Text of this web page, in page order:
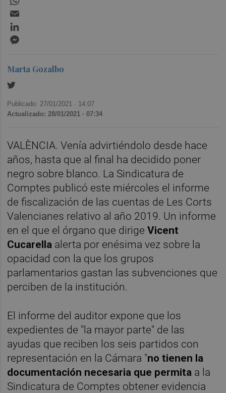
Marta Gozalbo
Publicado: 27/01/2021 · 14:07
Actualizado: 28/01/2021 · 07:34
VALÈNCIA. Venía advirtiéndolo desde hace
años, hasta que al final ha decidido poner
negro sobre blanco. La Sindicatura de
Comptes publicó este miércoles el informe
de fiscalización de las cuentas de Les Corts
Valencianes relativo al año 2019. Un informe
en el que el órgano que dirigeVicent
Cucarella alerta por enésima vez sobre la
opacidad con la que los grupos
parlamentarios gastan las subvenciones que
perciben de la institución.
El informe del auditor expone que los
expedientes de "la mayor parte" de las
ayudas que reciben los seis partidos con
representación en la Cámara "no tienen la
documentación necesaria que permita a la
Sindicatura de Comptes obtener evidencia